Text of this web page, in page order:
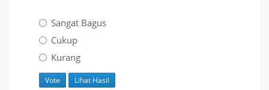
Sangat Bagus
Cukup
Kurang